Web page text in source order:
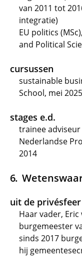
van 2011 tot
integratie)
EU politics
and Political
cursussen
sustainable
School, mei 2025
stages e.d.
trainee
Nederlandse
2014
uit de privésfeer
Haar vader,
burgemeester
sinds 2017
hij